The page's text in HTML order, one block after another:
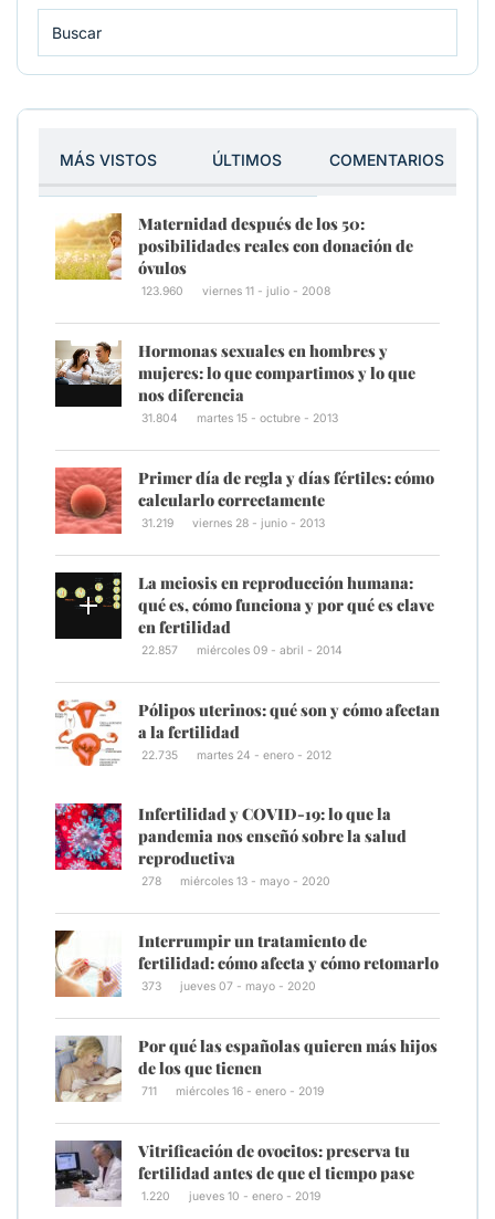
MÁS VISTOS ÚLTIMOS COMENTARIOS
Maternidad después de los 50:
posibilidades reales con donación de
óvulos
123.960 viernes 11 - julio - 2008
Hormonas sexuales en hombres y
mujeres: lo que compartimos y lo que
nos diferencia
31.804 martes 15 - octubre - 2013
Primer día de regla y días fértiles: cómo
calcularlo correctamente
31.219 viernes 28 - junio - 2013
La meiosis en reproducción humana:
qué es, cómo funciona y por qué es clave
en fertilidad
22.857 miércoles 09 - abril - 2014
Pólipos uterinos: qué son y cómo afectan
a la fertilidad
22.735 martes 24 - enero - 2012
Infertilidad y COVID-19: lo que la
pandemia nos enseñó sobre la salud
reproductiva
278 miércoles 13 - mayo - 2020
Interrumpir un tratamiento de
fertilidad: cómo afecta y cómo retomarlo
373 jueves 07 - mayo - 2020
Por qué las españolas quieren más hijos
de los que tienen
711 miércoles 16 - enero - 2019
Vitrificación de ovocitos: preserva tu
fertilidad antes de que el tiempo pase
1.220 jueves 10 - enero - 2019